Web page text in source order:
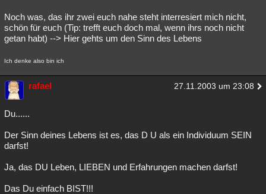
Noch was, das ihr zwei euch nahe steht interresiert mich nicht,
schön für euch (Tip: trefft euch doch mal, wenn ihrs noch nicht
getan habt) --> Hier gehts um den Sinn des Lebens
Ich denke also bin ich
rafael 27.11.2003 um 23:08
Du......
Der Sinn deines Lebens ist es, das D U als ein Individuum SEIN
darfst!
Ja, das DU Leben, LIEBEN und Erfahrungen machen darfst!
Das Du einfach BIST!!!